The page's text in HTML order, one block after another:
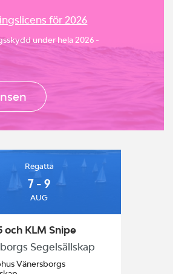
för 2026
under hela 2026 -
Regatta
7 - 9
AUG
och KLM Snipe
Segelsällskap
Vänersborgs